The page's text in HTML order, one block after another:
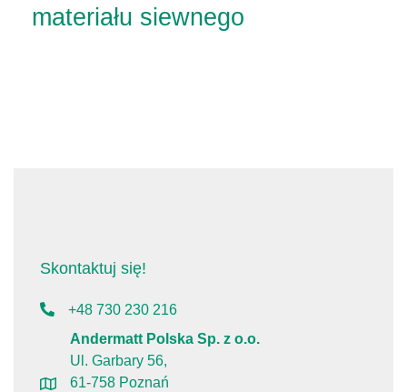
materiału siewnego
Skontaktuj się!
+48 730 230 216
Andermatt Polska Sp. z o.o.
Ul. Garbary 56,
61-758 Poznań